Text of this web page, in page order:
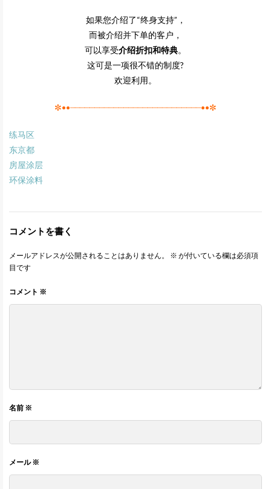
如果您介绍了“终身支持”，
而被介绍并下单的客户，
可以享受介绍折扣和特典。
这可是一项很不错的制度?
欢迎利用。
✼••┈┈┈┈┈┈┈┈┈┈┈┈┈┈┈┈┈┈┈┈┈┈┈┈┈┈┈••✼
练马区
东京都
房屋涂层
环保涂料
コメントを書く
メールアドレスが公開されることはありません。 ※ が付いている欄は必須項
目です
コメント ※
名前 ※
メール※